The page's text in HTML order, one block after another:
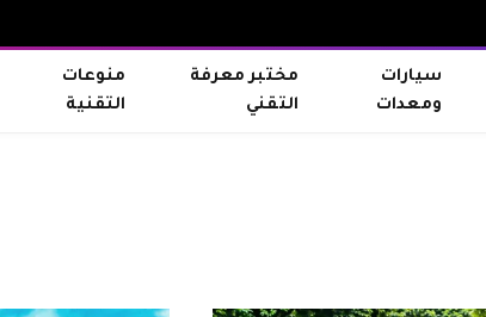
سيارات
ومعدات
مختبر معرفة
التقني
منوعات
التقنية